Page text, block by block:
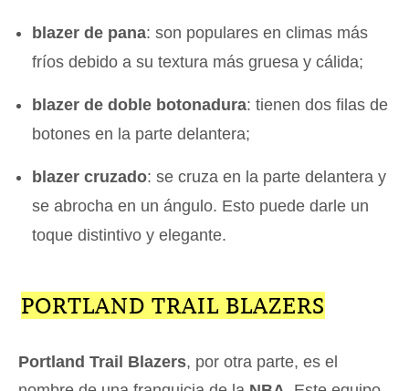
blazer de pana: son populares en climas más
fríos debido a su textura más gruesa y cálida;
blazer de doble botonadura: tienen dos filas de
botones en la parte delantera;
blazer cruzado: se cruza en la parte delantera y
se abrocha en un ángulo. Esto puede darle un
toque distintivo y elegante.
PORTLAND TRAIL BLAZERS
Portland Trail Blazers, por otra parte, es el